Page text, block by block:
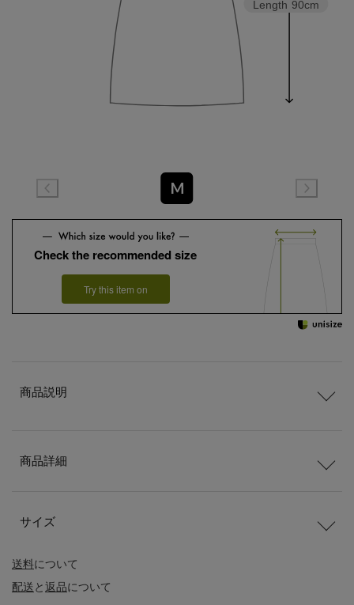
Length 90cm
M
Check the recommended size
Try this item on
送料について
配送と返品について
商品説明
商品詳細
サイズ